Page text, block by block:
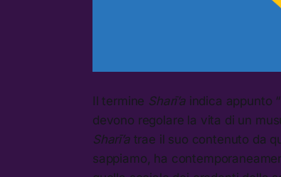
Il termine Sharī’aindica appunto
devono regolare la vita di un
Sharī’atrae il suo contenuto da
sappiamo, ha